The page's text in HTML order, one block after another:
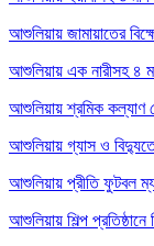
আশুলিয়ায় জামায়াতের
আশুলিয়ায় এক নারীসহ ৪
আশুলিয়ায় শ্রমিক কল্যাণ
আশুলিয়ায় গ্যাস ও
আশুলিয়ায় প্রীতি ফুটবল
আশুলিয়ায় শিল্প